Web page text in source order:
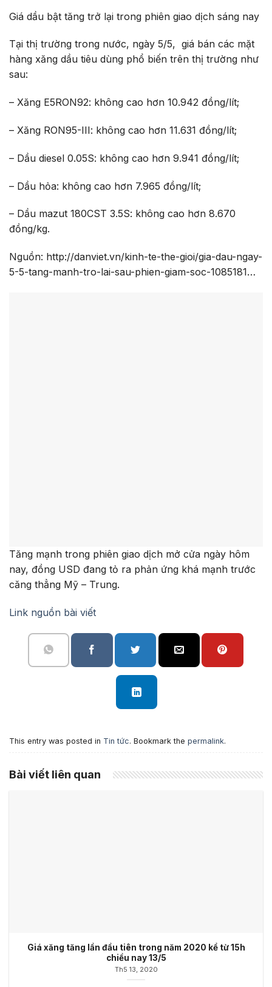
Giá dầu bật tăng trở lại trong phiên giao dịch sáng nay
Tại thị trường trong nước, ngày 5/5, giá bán các mặt
hàng xăng dầu tiêu dùng phổ biến trên thị trường như
sau:
– Xăng E5RON92: không cao hơn 10.942 đồng/lít;
– Xăng RON95-III: không cao hơn 11.631 đồng/lít;
– Dầu diesel 0.05S: không cao hơn 9.941 đồng/lít;
– Dầu hỏa: không cao hơn 7.965 đồng/lít;
– Dầu mazut 180CST 3.5S: không cao hơn 8.670
đồng/kg.
Nguồn: http://danviet.vn/kinh-te-the-gioi/gia-dau-ngay-
5-5-tang-manh-tro-lai-sau-phien-giam-soc-1085181…
Tăng mạnh trong phiên giao dịch mở cửa ngày hôm
nay, đồng USD đang tỏ ra phản ứng khá mạnh trước
căng thẳng Mỹ – Trung.
Link nguồn bài viết
This entry was posted in Tin tức. Bookmark the permalink.
Bài viết liên quan
Giá xăng tăng lần đầu tiên trong năm 2020 kể từ 15h
chiều nay 13/5
Th5 13, 2020